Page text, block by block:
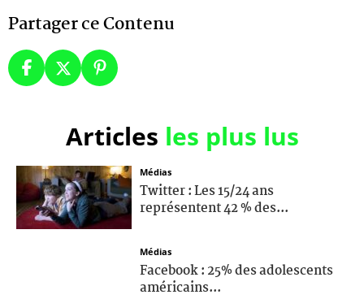
Partager ce Contenu
Articles les plus lus
Médias
Twitter : Les 15/24 ans
représentent 42 % des...
Médias
Facebook : 25% des adolescents
américains...